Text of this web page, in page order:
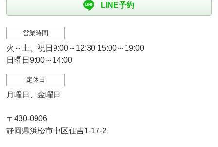
LINE予約
営業時間
火～土、祝日9:00～12:30 15:00～19:00
日曜日9:00～14:00
定休日
月曜日、金曜日
〒430-0906
静岡県浜松市中区住吉1-17-2